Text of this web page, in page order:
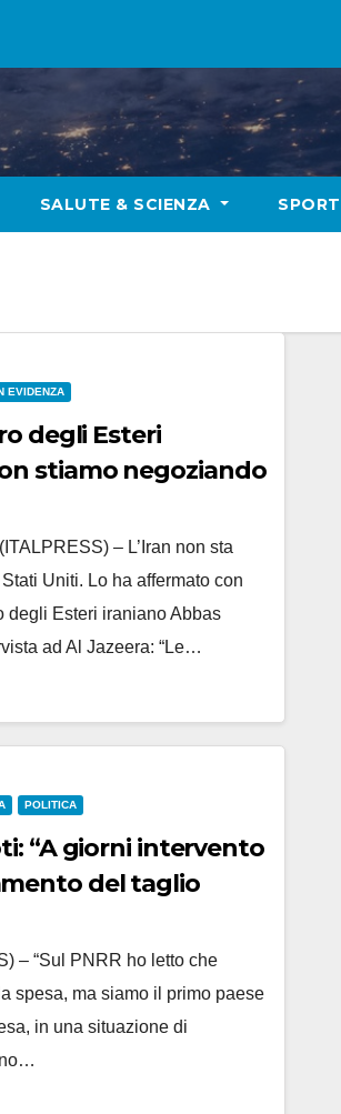
SALUTE & SCIENZA SPORT
EVIDENZA
degli Esteri
stiamo negoziando
– L’Iran non sta
Uniti. Lo ha affermato con
degli Esteri iraniano Abbas
ad Al Jazeera: “Le…
POLITICA
“A giorni intervento
del taglio
– “Sul PNRR ho letto che
spesa, ma siamo il primo paese
in una situazione di